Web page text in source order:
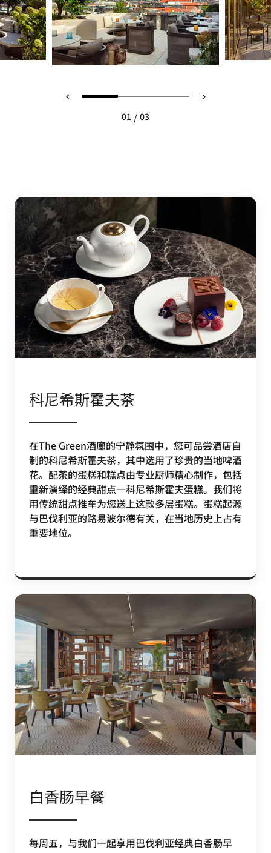
01 / 03
科尼希斯霍夫茶
在The Green酒廊的宁静氛围中，您可品尝酒店自
制的科尼希斯霍夫茶，其中选用了珍贵的当地啤酒
花。配茶的蛋糕和糕点由专业厨师精心制作，包括
重新演绎的经典甜点—科尼希斯霍夫蛋糕。我们将
用传统甜点推车为您送上这款多层蛋糕。蛋糕起源
与巴伐利亚的路易波尔德有关，在当地历史上占有
重要地位。
白香肠早餐
每周五，与我们一起享用巴伐利亚经典白香肠早